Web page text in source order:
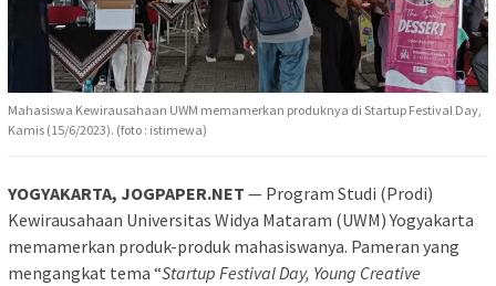
Mahasiswa Kewirausahaan UWM memamerkan produknya di Startup Festival Day,
Kamis (15/6/2023). (foto : istimewa)
YOGYAKARTA, JOGPAPER.NET — Program Studi (Prodi)
Kewirausahaan Universitas Widya Mataram (UWM) Yogyakarta
memamerkan produk-produk mahasiswanya. Pameran yang
mengangkat tema “Startup Festival Day, Young Creative